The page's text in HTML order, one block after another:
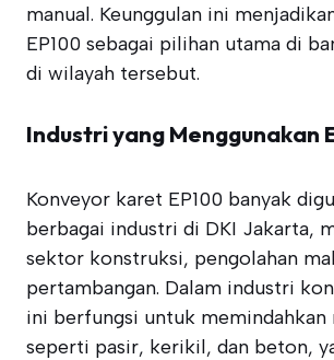
manual. Keunggulan ini
EP100 sebagai pilihan utama di
di wilayah tersebut.
Industri yang Menggunakan
Konveyor karet EP100 banyak
berbagai industri di DKI Jakarta,
sektor konstruksi, pengolahan
pertambangan. Dalam industri
ini berfungsi untuk memindahkan
seperti pasir, kerikil, dan beton,